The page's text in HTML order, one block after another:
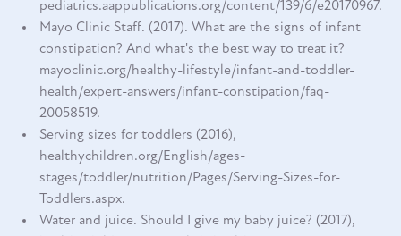
pediatrics.aappublications.org/content/139/6/e20170967.
Mayo Clinic Staff. (2017). What are the signs of infant
constipation? And what's the best way to treat it?
mayoclinic.org/healthy-lifestyle/infant-and-toddler-
health/expert-answers/infant-constipation/faq-
20058519.
Serving sizes for toddlers (2016),
healthychildren.org/English/ages-
stages/toddler/nutrition/Pages/Serving-Sizes-for-
Toddlers.aspx.
Water and juice. Should I give my baby juice? (2017),